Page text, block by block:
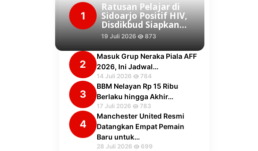
1
Ratusan Pelajar di
Sidoarjo Positif HIV,
Disdikbud Siapkan…
19 Juli 2026 873
2
Masuk Grup Neraka Piala AFF
2026, Ini Jadwal…
14 Juli 2026 784
3
BBM Nelayan Rp 15 Ribu
Berlaku hingga Akhir…
17 Juli 2026 783
4
Manchester United Resmi
Datangkan Empat Pemain
Baru untuk…
28 Juli 2026 699